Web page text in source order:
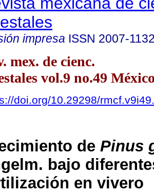
impresa ISSN 2007-
mex. de cienc.
vol.9 no.49
doi.org/10.29298/
de Pinus
bajo
en vivero